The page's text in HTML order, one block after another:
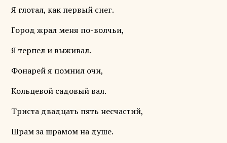
Я глотал, как первый снег.
Город жрал меня по-волчьи,
Я терпел и выживал.
Фонарей я помнил очи,
Кольцевой садовый вал.
Триста двадцать пять несчастий,
Шрам за шрамом на душе.